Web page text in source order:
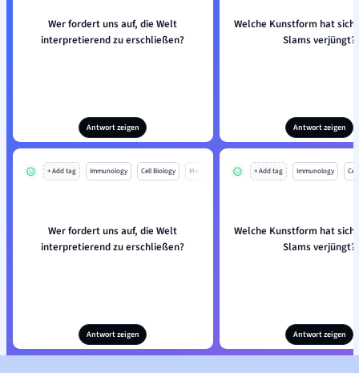
Wer fordert uns auf, die Welt
interpretierend zu erschließen?
Antwort zeigen
Welche Kunstform hat
Slams verjüngt?
Antwort zeigen
+ Add tag Immunology Cell Biology Mo
Wer fordert uns auf, die Welt
interpretierend zu erschließen?
Antwort zeigen
+ Add tag Immunology
Welche Kunstform hat
Slams verjüngt?
Antwort zeigen